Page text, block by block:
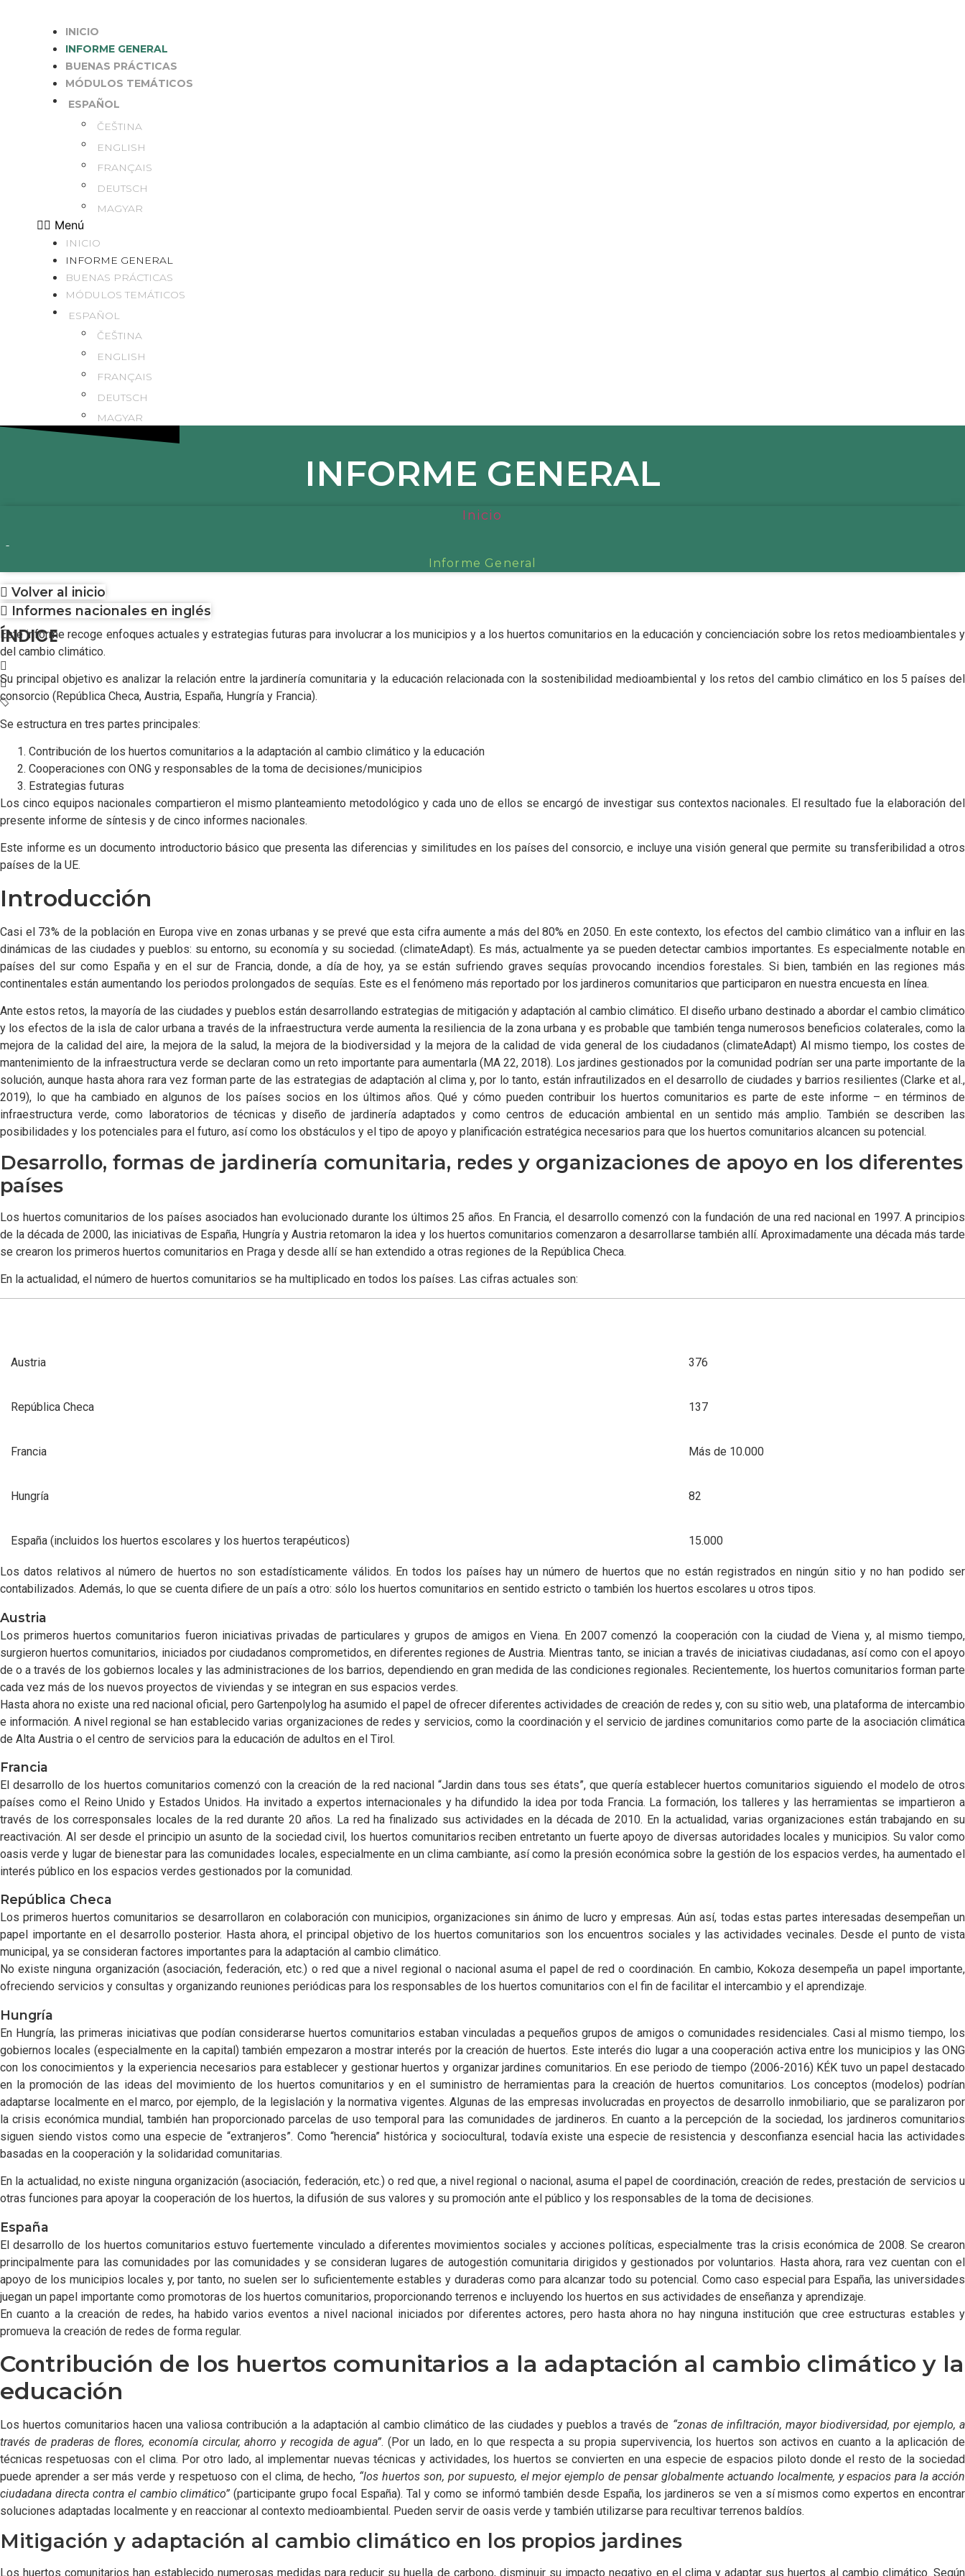
INICIO
INFORME GENERAL
BUENAS PRÁCTICAS
MÓDULOS TEMÁTICOS
ESPAÑOL
ČEŠTINA
ENGLISH
FRANÇAIS
DEUTSCH
MAGYAR
Menú
INICIO
INFORME GENERAL
BUENAS PRÁCTICAS
MÓDULOS TEMÁTICOS
ESPAÑOL
ČEŠTINA
ENGLISH
FRANÇAIS
DEUTSCH
MAGYAR
INFORME GENERAL
Inicio
-
Informe General
Volver al inicio
Informes nacionales en inglés
ÍNDICE
Este informe recoge enfoques actuales y estrategias futuras para involucrar a los municipios y a los huertos comunitarios en la educación y concienciación sobre los retos medioambientales y
del cambio climático.
Su principal objetivo es analizar la relación entre la jardinería comunitaria y la educación relacionada con la sostenibilidad medioambiental y los retos del cambio climático en los 5 países del
consorcio (República Checa, Austria, España, Hungría y Francia).
Se estructura en tres partes principales:
Contribución de los huertos comunitarios a la adaptación al cambio climático y la educación
Cooperaciones con ONG y responsables de la toma de decisiones/municipios
Estrategias futuras
Los cinco equipos nacionales compartieron el mismo planteamiento metodológico y cada uno de ellos se encargó de investigar sus contextos nacionales. El resultado fue la elaboración del
presente informe de síntesis y de cinco informes nacionales.
Este informe es un documento introductorio básico que presenta las diferencias y similitudes en los países del consorcio, e incluye una visión general que permite su transferibilidad a otros
países de la UE.
Introducción
Casi el 73% de la población en Europa vive en zonas urbanas y se prevé que esta cifra aumente a más del 80% en 2050. En este contexto, los efectos del cambio climático van a influir en las
dinámicas de las ciudades y pueblos: su entorno, su economía y su sociedad. (climateAdapt). Es más, actualmente ya se pueden detectar cambios importantes. Es especialmente notable en
países del sur como España y en el sur de Francia, donde, a día de hoy, ya se están sufriendo graves sequías provocando incendios forestales. Si bien, también en las regiones más
continentales están aumentando los periodos prolongados de sequías. Este es el fenómeno más reportado por los jardineros comunitarios que participaron en nuestra encuesta en línea.
Ante estos retos, la mayoría de las ciudades y pueblos están desarrollando estrategias de mitigación y adaptación al cambio climático. El diseño urbano destinado a abordar el cambio climático
y los efectos de la isla de calor urbana a través de la infraestructura verde aumenta la resiliencia de la zona urbana y es probable que también tenga numerosos beneficios colaterales, como la
mejora de la calidad del aire, la mejora de la salud, la mejora de la biodiversidad y la mejora de la calidad de vida general de los ciudadanos (climateAdapt) Al mismo tiempo, los costes de
mantenimiento de la infraestructura verde se declaran como un reto importante para aumentarla (MA 22, 2018). Los jardines gestionados por la comunidad podrían ser una parte importante de la
solución, aunque hasta ahora rara vez forman parte de las estrategias de adaptación al clima y, por lo tanto, están infrautilizados en el desarrollo de ciudades y barrios resilientes (Clarke et al.,
2019), lo que ha cambiado en algunos de los países socios en los últimos años. Qué y cómo pueden contribuir los huertos comunitarios es parte de este informe – en términos de
infraestructura verde, como laboratorios de técnicas y diseño de jardinería adaptados y como centros de educación ambiental en un sentido más amplio. También se describen las
posibilidades y los potenciales para el futuro, así como los obstáculos y el tipo de apoyo y planificación estratégica necesarios para que los huertos comunitarios alcancen su potencial.
Desarrollo, formas de jardinería comunitaria, redes y organizaciones de apoyo en los diferentes
países
Los huertos comunitarios de los países asociados han evolucionado durante los últimos 25 años. En Francia, el desarrollo comenzó con la fundación de una red nacional en 1997. A principios
de la década de 2000, las iniciativas de España, Hungría y Austria retomaron la idea y los huertos comunitarios comenzaron a desarrollarse también allí. Aproximadamente una década más tarde
se crearon los primeros huertos comunitarios en Praga y desde allí se han extendido a otras regiones de la República Checa.
En la actualidad, el número de huertos comunitarios se ha multiplicado en todos los países. Las cifras actuales son:
Austria 376
República Checa 137
Francia Más de 10.000
Hungría 82
España (incluidos los huertos escolares y los huertos terapéuticos) 15.000
Los datos relativos al número de huertos no son estadísticamente válidos. En todos los países hay un número de huertos que no están registrados en ningún sitio y no han podido ser
contabilizados. Además, lo que se cuenta difiere de un país a otro: sólo los huertos comunitarios en sentido estricto o también los huertos escolares u otros tipos.
Austria
Los primeros huertos comunitarios fueron iniciativas privadas de particulares y grupos de amigos en Viena. En 2007 comenzó la cooperación con la ciudad de Viena y, al mismo tiempo,
surgieron huertos comunitarios, iniciados por ciudadanos comprometidos, en diferentes regiones de Austria. Mientras tanto, se inician a través de iniciativas ciudadanas, así como con el apoyo
de o a través de los gobiernos locales y las administraciones de los barrios, dependiendo en gran medida de las condiciones regionales. Recientemente, los huertos comunitarios forman parte
cada vez más de los nuevos proyectos de viviendas y se integran en sus espacios verdes.
Hasta ahora no existe una red nacional oficial, pero Gartenpolylog ha asumido el papel de ofrecer diferentes actividades de creación de redes y, con su sitio web, una plataforma de intercambio
e información. A nivel regional se han establecido varias organizaciones de redes y servicios, como la coordinación y el servicio de jardines comunitarios como parte de la asociación climática
de Alta Austria o el centro de servicios para la educación de adultos en el Tirol.
Francia
El desarrollo de los huertos comunitarios comenzó con la creación de la red nacional “Jardin dans tous ses états”, que quería establecer huertos comunitarios siguiendo el modelo de otros
países como el Reino Unido y Estados Unidos. Ha invitado a expertos internacionales y ha difundido la idea por toda Francia. La formación, los talleres y las herramientas se impartieron a
través de los corresponsales locales de la red durante 20 años. La red ha finalizado sus actividades en la década de 2010. En la actualidad, varias organizaciones están trabajando en su
reactivación. Al ser desde el principio un asunto de la sociedad civil, los huertos comunitarios reciben entretanto un fuerte apoyo de diversas autoridades locales y municipios. Su valor como
oasis verde y lugar de bienestar para las comunidades locales, especialmente en un clima cambiante, así como la presión económica sobre la gestión de los espacios verdes, ha aumentado el
interés público en los espacios verdes gestionados por la comunidad.
República Checa
Los primeros huertos comunitarios se desarrollaron en colaboración con municipios, organizaciones sin ánimo de lucro y empresas. Aún así, todas estas partes interesadas desempeñan un
papel importante en el desarrollo posterior. Hasta ahora, el principal objetivo de los huertos comunitarios son los encuentros sociales y las actividades vecinales. Desde el punto de vista
municipal, ya se consideran factores importantes para la adaptación al cambio climático.
No existe ninguna organización (asociación, federación, etc.) o red que a nivel regional o nacional asuma el papel de red o coordinación. En cambio, Kokoza desempeña un papel importante,
ofreciendo servicios y consultas y organizando reuniones periódicas para los responsables de los huertos comunitarios con el fin de facilitar el intercambio y el aprendizaje.
Hungría
En Hungría, las primeras iniciativas que podían considerarse huertos comunitarios estaban vinculadas a pequeños grupos de amigos o comunidades residenciales. Casi al mismo tiempo, los
gobiernos locales (especialmente en la capital) también empezaron a mostrar interés por la creación de huertos. Este interés dio lugar a una cooperación activa entre los municipios y las ONG
con los conocimientos y la experiencia necesarios para establecer y gestionar huertos y organizar jardines comunitarios. En ese periodo de tiempo (2006-2016) KÉK tuvo un papel destacado
en la promoción de las ideas del movimiento de los huertos comunitarios y en el suministro de herramientas para la creación de huertos comunitarios. Los conceptos (modelos) podrían
adaptarse localmente en el marco, por ejemplo, de la legislación y la normativa vigentes. Algunas de las empresas involucradas en proyectos de desarrollo inmobiliario, que se paralizaron por
la crisis económica mundial, también han proporcionado parcelas de uso temporal para las comunidades de jardineros. En cuanto a la percepción de la sociedad, los jardineros comunitarios
siguen siendo vistos como una especie de “extranjeros”. Como “herencia” histórica y sociocultural, todavía existe una especie de resistencia y desconfianza esencial hacia las actividades
basadas en la cooperación y la solidaridad comunitarias.
En la actualidad, no existe ninguna organización (asociación, federación, etc.) o red que, a nivel regional o nacional, asuma el papel de coordinación, creación de redes, prestación de servicios u
otras funciones para apoyar la cooperación de los huertos, la difusión de sus valores y su promoción ante el público y los responsables de la toma de decisiones.
España
El desarrollo de los huertos comunitarios estuvo fuertemente vinculado a diferentes movimientos sociales y acciones políticas, especialmente tras la crisis económica de 2008. Se crearon
principalmente para las comunidades por las comunidades y se consideran lugares de autogestión comunitaria dirigidos y gestionados por voluntarios. Hasta ahora, rara vez cuentan con el
apoyo de los municipios locales y, por tanto, no suelen ser lo suficientemente estables y duraderas como para alcanzar todo su potencial. Como caso especial para España, las universidades
juegan un papel importante como promotoras de los huertos comunitarios, proporcionando terrenos e incluyendo los huertos en sus actividades de enseñanza y aprendizaje.
En cuanto a la creación de redes, ha habido varios eventos a nivel nacional iniciados por diferentes actores, pero hasta ahora no hay ninguna institución que cree estructuras estables y
promueva la creación de redes de forma regular.
Contribución de los huertos comunitarios a la adaptación al cambio climático y la
educación
Los huertos comunitarios hacen una valiosa contribución a la adaptación al cambio climático de las ciudades y pueblos a través de “zonas de infiltración, mayor biodiversidad, por ejemplo, a
través de praderas de flores, economía circular, ahorro y recogida de agua”. (Por un lado, en lo que respecta a su propia supervivencia, los huertos son activos en cuanto a la aplicación de
técnicas respetuosas con el clima. Por otro lado, al implementar nuevas técnicas y actividades, los huertos se convierten en una especie de espacios piloto donde el resto de la sociedad
puede aprender a ser más verde y respetuoso con el clima, de hecho, “los huertos son, por supuesto, el mejor ejemplo de pensar globalmente actuando localmente, y espacios para la acción
ciudadana directa contra el cambio climático”(participante grupo focal España). Tal y como se informó también desde España, los jardineros se ven a sí mismos como expertos en encontrar
soluciones adaptadas localmente y en reaccionar al contexto medioambiental. Pueden servir de oasis verde y también utilizarse para recultivar terrenos baldíos.
Mitigación y adaptación al cambio climático en los propios jardines
Los huertos comunitarios han establecido numerosas medidas para reducir su huella de carbono, disminuir su impacto negativo en el clima y adaptar sus huertos al cambio climático. Según